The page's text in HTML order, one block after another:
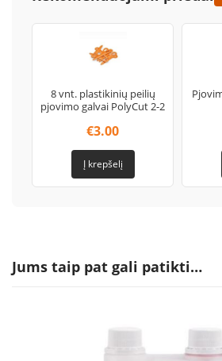
8 vnt. plastikinių peilių
pjovimo galvai PolyCut 2-2
€3.00
Į krepšelį
Jums taip pat gali patikti…